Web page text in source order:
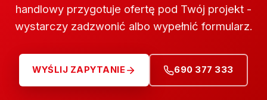
handlowy przygotuje ofertę pod Twój projekt -
wystarczy zadzwonić albo wypełnić formularz.
WYŚLIJ ZAPYTANIE 690 377 333